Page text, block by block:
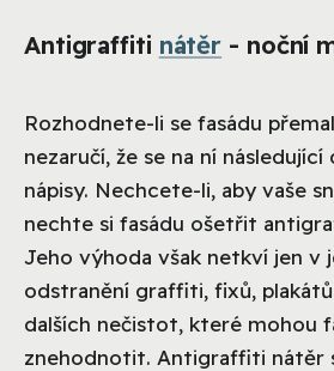
Antigraffiti nátěr - noční
Rozhodnete-li se fasádu
nezaručí, že se na ní
nápisy. Nechcete-li, aby vaše
nechte si fasádu ošetřit
Jeho výhoda však netkví jen v
odstranění graffiti, fixů, plakátů
dalších nečistot, které mohou
znehodnotit. Antigraffiti nátěr